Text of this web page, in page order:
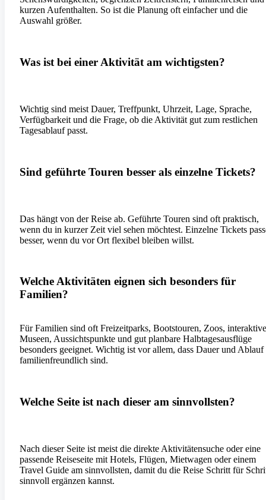
kurzen Aufenthalten. So ist die Planung oft einfacher und die
Auswahl größer.
Was ist bei einer Aktivität am wichtigsten?
Wichtig sind meist Dauer, Treffpunkt, Uhrzeit, Lage, Sprache,
Verfügbarkeit und die Frage, ob die Aktivität gut zum restlichen
Tagesablauf passt.
Sind geführte Touren besser als einzelne Tickets?
Das hängt von der Reise ab. Geführte Touren sind oft praktisch,
wenn du in kurzer Zeit viel sehen möchtest. Einzelne Tickets
besser, wenn du vor Ort flexibel bleiben willst.
Welche Aktivitäten eignen sich besonders für
Familien?
Für Familien sind oft Freizeitparks, Bootstouren, Zoos, interaktive
Museen, Aussichtspunkte und gut planbare Halbtagesausflüge
besonders geeignet. Wichtig ist vor allem, dass Dauer und Ablauf
familienfreundlich sind.
Welche Seite ist nach dieser am sinnvollsten?
Nach dieser Seite ist meist die direkte Aktivitätensuche oder eine
passende Reiseseite mit Hotels, Flügen, Mietwagen oder einem
Travel Guide am sinnvollsten, damit du die Reise Schritt für
sinnvoll ergänzen kannst.